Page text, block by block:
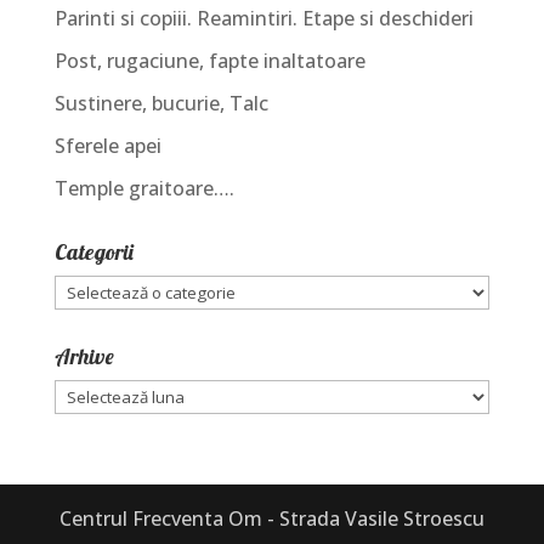
Parinti si copiii. Reamintiri. Etape si deschideri
Post, rugaciune, fapte inaltatoare
Sustinere, bucurie, Talc
Sferele apei
Temple graitoare….
Categorii
Categorii
Arhive
Arhive
Centrul Frecventa Om - Strada Vasile Stroescu